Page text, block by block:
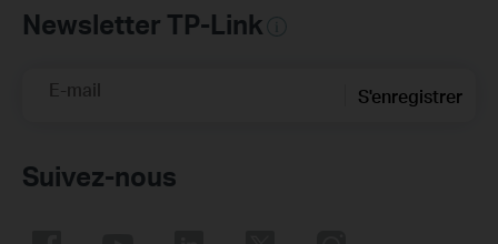
Newsletter TP-Link
E-mail S'enregistrer
Suivez-nous